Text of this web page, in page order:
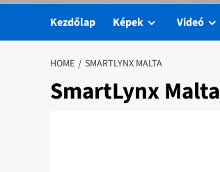
Kezdőlap Képek Videó
HOME SMARTLYNX MALTA
SmartLynx Malta